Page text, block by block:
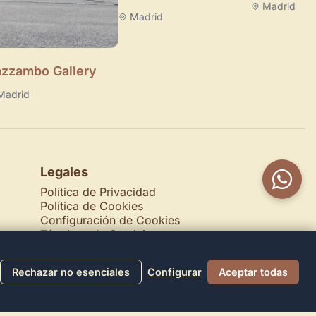
Gallery
Madrid
Madrid
Legales
Política de Privacidad
Política de Cookies
Configuración de Cookies
Términos de Servicio
Rechazar no esenciales Configurar Aceptar todas